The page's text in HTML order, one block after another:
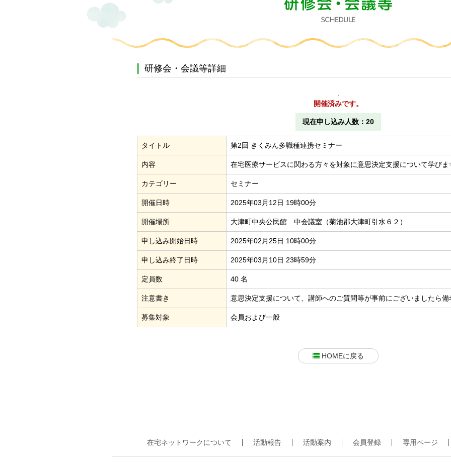
研修会・会議等詳細
開催済みです。
現在申し込み人数 20
タイトル 第2回 きくみん多職種連携セミナー
内容 在宅医療サービスに関わる方々を対象に意思決定支援について学びま
カテゴリー セミナー
開催日時 2025年03月12日 19時00分
開催場所 大津町中央公民館 中会議室（菊池郡大津町引水６２）
申し込み開始日時 2025年02月25日 10時00分
申し込み終了日時 2025年03月10日 23時59分
定員数 40 名
注意書き 意思決定支援について、講師へのご質問等が事前にございましたら
募集対象 会員および一般
HOMEに戻る
在宅ネットワークについて 活動報告 活動案内 会員登録 専用ページ